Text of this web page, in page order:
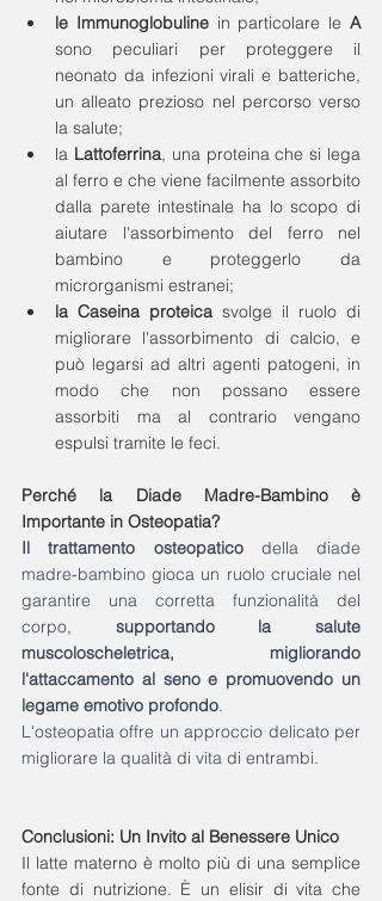
le Immunoglobuline in particolare le
A
sono peculiari per proteggere il
neonato da infezioni virali e batteriche,
un alleato prezioso nel percorso verso
la salute;
la Lattoferrina, una proteina che si lega
al ferro e che viene facilmente assorbito
dalla parete intestinale ha lo scopo di
aiutare l'assorbimento del ferro nel
bambino e proteggerlo da
microrganismi estranei;
la Caseina proteica svolge il ruolo di
migliorare l'assorbimento di calcio, e
può legarsi ad altri agenti patogeni, in
modo che non possano essere
assorbiti ma al contrario vengano
espulsi tramite le feci.
Perché la Diade Madre-Bambino è
Importante in Osteopatia?
Il trattamento osteopatico della diade
madre-bambino gioca un ruolo cruciale nel
garantire una corretta funzionalità del
corpo, supportando la salute
muscoloscheletrica, migliorando
l'attaccamento al seno e promuovendo un
legame emotivo profondo.
L'osteopatia offre un approccio delicato per
migliorare la qualità di vita di entrambi.
Conclusioni: Un Invito al Benessere Unico
Il latte materno è molto più di una semplice
fonte di nutrizione. È un elisir di vita che